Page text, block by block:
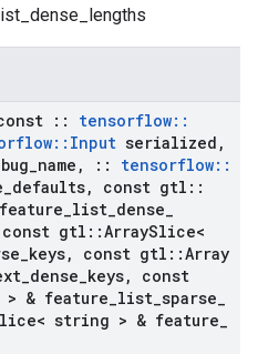
:: tensorflow::
:: Input serialized ,
name , :: tensorflow::
defaults, const gtl ::
list dense
const gtl ::ArraySlice<
keys, const gtl ::Array
dense keys,
const
& feature list sparse
string > & feature